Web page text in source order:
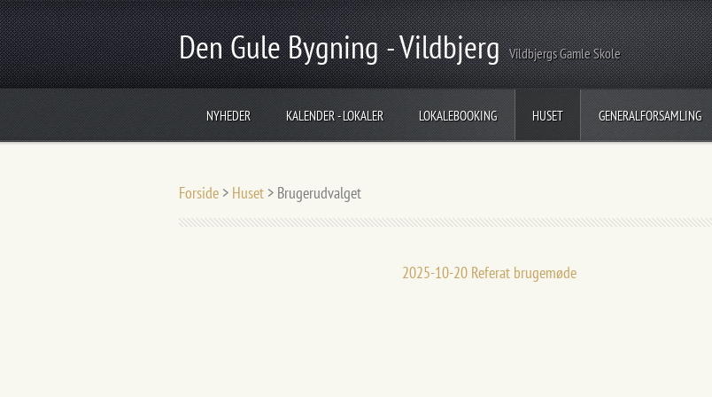
Den Gule Bygning - Vildbjerg Vildbjergs Gamle Skole
NYHEDER KALENDER - LOKALER LOKALEBOOKING HUSET GENERALFORSAMLING
Forside > Huset > Brugerudvalget
2025-10-20 Referat brugemøde